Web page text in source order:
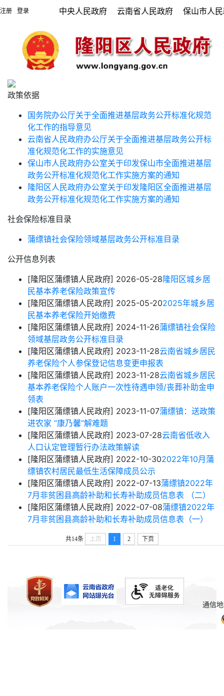
注册 登录 中央人民政府 云南省人民政府 保山市人
政策依据
国务院办公厅关于全面推进基层政务公开标准化规范
化工作的指导意见
云南省人民政府办公厅关于全面推进基层政务公开标
准化规范化工作的实施意见
保山市人民政府办公室关于印发保山市全面推进基层
政务公开标准化规范化工作实施方案的通知
隆阳区人民政府办公室关于印发隆阳区全面推进基层
政务公开标准化规范化工作实施方案的通知
社会保险标准目录
蒲缥镇社会保险领域基层政务公开标准目录
公开信息列表
[隆阳区蒲缥镇人民政府] 2026-05-28隆阳区城乡居
民基本养老保险政策宣传
[隆阳区蒲缥镇人民政府] 2025-05-202025年城乡居
民基本养老保险开始缴费
[隆阳区蒲缥镇人民政府] 2024-11-26蒲缥镇社会保险
领域基层政务公开标准目录
[隆阳区蒲缥镇人民政府] 2023-11-28云南省城乡居民
养老保险个人参保登记信息变更申报表
[隆阳区蒲缥镇人民政府] 2023-11-28云南省城乡居民
基本养老保险个人账户一次性待遇申领/丧葬补助金申
领表
[隆阳区蒲缥镇人民政府] 2023-11-07蒲缥镇：送政策
进农家 “康乃馨”解难题
[隆阳区蒲缥镇人民政府] 2023-07-28云南省低收入
人口认定管理暂行办法政策解读
[隆阳区蒲缥镇人民政府] 2022-10-302022年10月蒲
缥镇农村居民最低生活保障成员公示
[隆阳区蒲缥镇人民政府] 2022-07-13蒲缥镇2022年
7月非贫困县高龄补助和长寿补助成员信息表 （二）
[隆阳区蒲缥镇人民政府] 2022-07-08蒲缥镇2022年
7月非贫困县高龄补助和长寿补助成员信息表（一）
共14条 上页 1 2 下页
通信